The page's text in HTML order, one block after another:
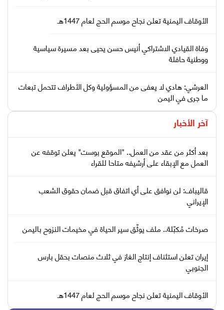
الأوقاف اليمنية تعلن نجاح موسم الحج لعام 1447هـ
وفاة القيادي الاشتراكي أنيس حسن يحيى بعد مسيرة سياسية
ووطنية حافلة
العرشي: هادي لا يعفى من المسؤولية وكل الأطراف تتحمل تبعات
ما جرى في اليمن
آخر الأخبار
بعد أكثر من عقد من العمل.. "الموقع بوست" يعلن توقفه عن
العمل مع الإبقاء على أرشيفه متاحا للقراء
قاليباف: لن نوافق على أي اتفاق قبل ضمان حقوق الشعب
الإيراني
صرخات مُكبّلة.. ملف يوثّق سير الحياة في مخيمات النزوح باليمن
إيران تعلن استئناف إنتاج الغاز في ثلاث منصات بحقل بارس
الجنوبي
الأوقاف اليمنية تعلن نجاح موسم الحج لعام 1447هـ